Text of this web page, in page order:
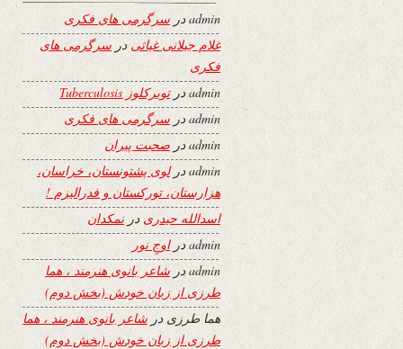
adminدر سرگرمی های فکری
غلام جیلانی غیاثی در سرگرمی های
فکری
adminدرتوبرکلوز Tuberculosis
adminدر سرگرمی های فکری
adminدر صحبت پیران
adminدرلوی پشتونستان، خراسان،
هزارستان، تورکستان و فدرالیزم !
اسدالله حیدری درنمکدان
adminدراوجِ نور
adminدر شاعر بانوی هنرمند ، هما
طرزی از زبان خودش (بخش دوم)
هما طرزی در شاعر بانوی هنرمند ، هما
طرزی از زبان خودش (بخش دوم)